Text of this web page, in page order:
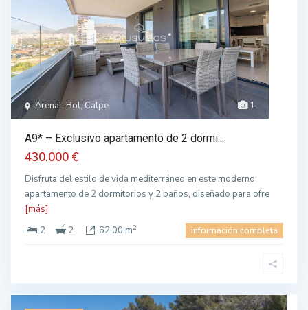
1
Arenal-Bol, Calpe
A9* – Exclusivo apartamento de 2 dormi...
430.000 €
Disfruta del estilo de vida mediterráneo en este moderno
apartamento de 2 dormitorios y 2 baños, diseñado para ofre
[más]
2
2 62.00 m2 información completa